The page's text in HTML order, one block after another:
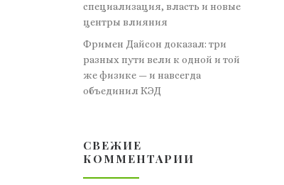
специализация, власть и новые
центры влияния
Фримен Дайсон доказал: три
разных пути вели к одной и той
же физике — и навсегда
объединил КЭД
СВЕЖИЕ
КОММЕНТАРИИ